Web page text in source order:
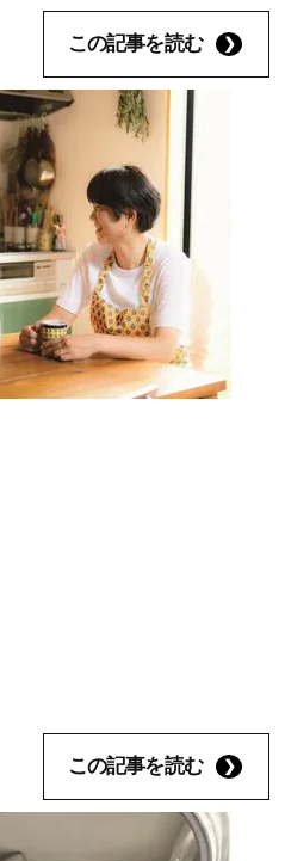
この記事を読む
この記事を読む